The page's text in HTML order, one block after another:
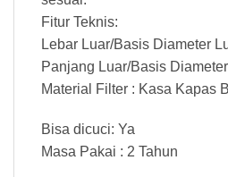
Fitur Teknis:
Lebar Luar/Basis Diameter
Panjang Luar/Basis
Material Filter : Kasa Kapas
Bisa dicuci: Ya
Masa Pakai : 2 Tahun